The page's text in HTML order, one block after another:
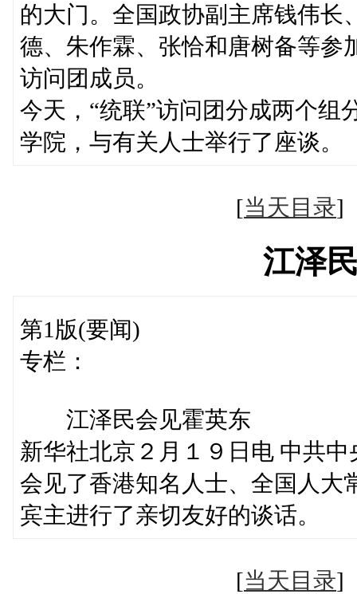
的大门。全国政协副主席钱伟长
德、朱作霖、张恰和唐树备等参
访问团成员。
今天，“统联”访问团分成两个组
学院，与有关人士举行了座谈。
[当天目录
江泽
第1版(要闻)
专栏：
江泽民会见霍英东
新华社北京２月１９日电 中共
会见了香港知名人士、全国人大
宾主进行了亲切友好的谈话。
[当天目录